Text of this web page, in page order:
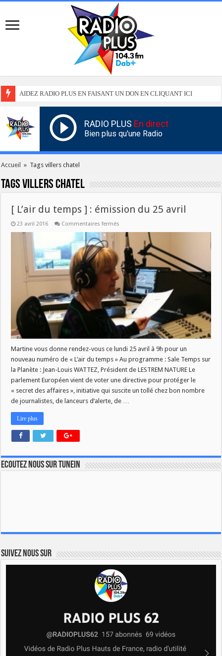
AIDEZ RADIO PLUS EN FAISANT UN DON EN CLIQUANT ICI
RADIO PLUS En direct
Bien plus qu'une Radio
Accueil » Tags villers chatel
Tagsvillers chatel
[ L’air du temps ] : émission du 25 avril
23 avril 2016 Commentaires fermés
L’air
temps
émission
du
25
avril
Martine vous donne rendez-vous ce lundi 25 avril à 9h pour un
nouveau numéro de « L’air du temps » Au programme : Sale Temps sur
la Planète : Jean-Louis WATTEZ, Président de LESTREM NATURE Le
parlement Européen vient de voter une directive pour protéger le
« secret des affaires », initiative qui suscite un tollé chez bon nombre
de journalistes, de lanceurs d’alerte, de …
Lire plus
Ecoutez nous sur TuneIn
Suivez nous sur